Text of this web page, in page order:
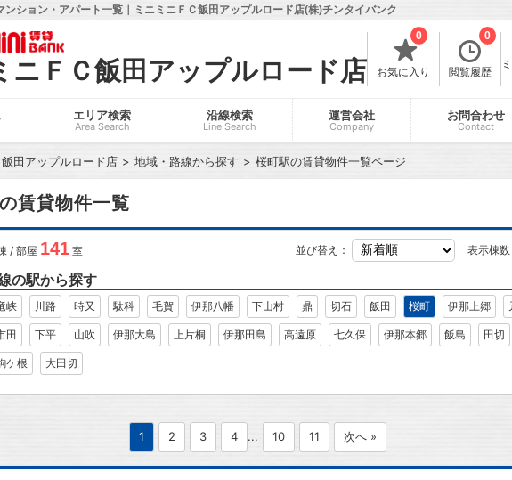
ンション・アパート一覧｜ミニミニＦＣ飯田アップルロード店(株)チンタイバンク
ニＦＣ飯田アップルロード店 お気に入り
0
閲覧履歴
0
エリア検索
Area Search
沿線検索
Line Search
運営会社
Company
お問合わせ
Contact
田アップルロード店 地域・路線から探す 桜町駅の賃貸物件一覧ページ
賃貸物件一覧
/ 部屋 141 室 並び替え：
の駅から探す
峡 川路 時又 駄科 毛賀 伊那八幡 下山村 鼎 切石 飯田 桜町 伊那上郷
田 下平 山吹 伊那大島 上片桐 伊那田島 高遠原 七久保 伊那本郷 飯島 田切
ケ根 大田切
表示棟数
1 2 3 4 ... 10 11 次へ »